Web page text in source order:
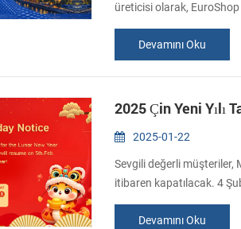
üreticisi olarak,
tarihleri arasında,
Merkezi'nde bize
EuroShop 2026,
Devamını Oku
2025 Çin Yeni Yılı
2025-01-22
Sevgili değerli müşteriler,
itibaren kapatılacak. 4
desteğiniz için teşekkür
dönemde herhangi bir
Devamını Oku